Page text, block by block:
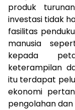
produk
investasi tidak
fasilitas
manusia
kepada
keterampilan
itu terdapat
ekonomi
pengolahan dan